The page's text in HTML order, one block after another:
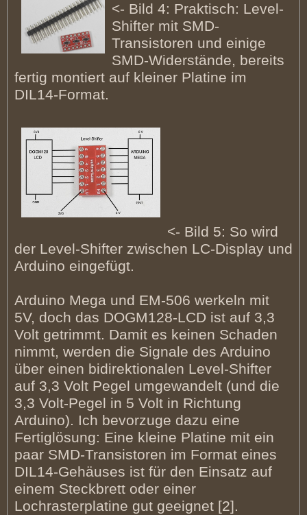
<- Bild 4: Praktisch: Level-
Shifter mit SMD-
Transistoren und einige
SMD-Widerstände, bereits
fertig montiert auf kleiner Platine im
DIL14-Format.
<- Bild 5: So wird
der Level-Shifter zwischen LC-Display und
Arduino eingefügt.
Arduino Mega und EM-506 werkeln mit
5V, doch das DOGM128-LCD ist auf 3,3
Volt getrimmt. Damit es keinen Schaden
nimmt, werden die Signale des Arduino
über einen bidirektionalen Level-Shifter
auf 3,3 Volt Pegel umgewandelt (und die
3,3 Volt-Pegel in 5 Volt in Richtung
Arduino). Ich bevorzuge dazu eine
Fertiglösung: Eine kleine Platine mit ein
paar SMD-Transistoren im Format eines
DIL14-Gehäuses ist für den Einsatz auf
einem Steckbrett oder einer
Lochrasterplatine gut geeignet [2].